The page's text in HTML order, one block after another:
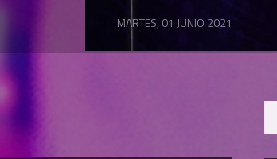
MARTES, 01 JUNIO 2021